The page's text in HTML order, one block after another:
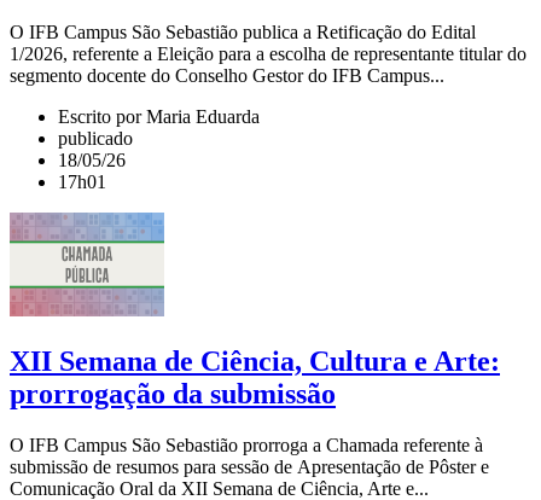
O IFB Campus São Sebastião publica a Retificação do Edital
1/2026, referente a Eleição para a escolha de representante titular do
segmento docente do Conselho Gestor do IFB Campus...
Escrito por Maria Eduarda
publicado
18/05/26
17h01
XII Semana de Ciência, Cultura e Arte:
prorrogação da submissão
O IFB Campus São Sebastião prorroga a Chamada referente à
submissão de resumos para sessão de Apresentação de Pôster e
Comunicação Oral da XII Semana de Ciência, Arte e...